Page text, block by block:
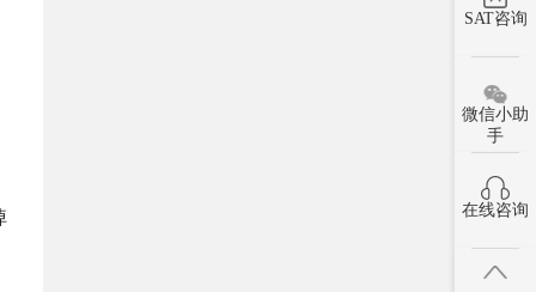
SAT咨询
微信小助
手
在线咨询